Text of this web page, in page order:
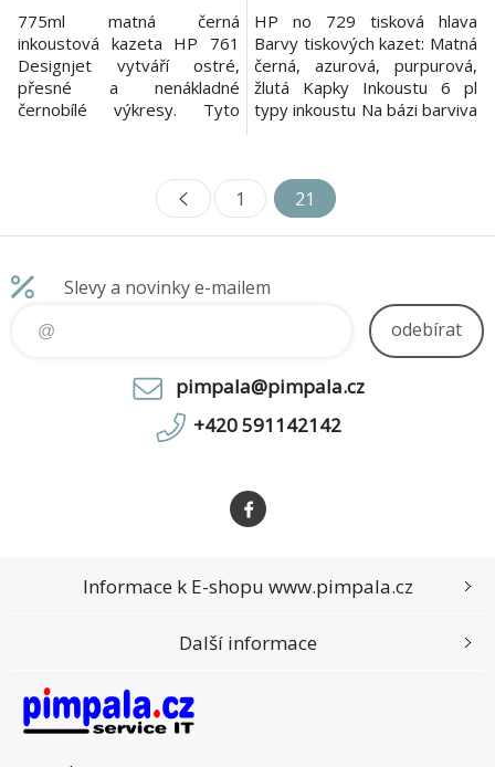
775ml matná černá
inkoustová kazeta HP 761
Designjet vytváří ostré,
přesné a nenákladné
černobílé výkresy. Tyto
produktivní tisk s nízkými
nároky na údržbu, takže
můžete tisknout snadno a s
jistotou. S originálními
kombinaci kvality, odolnosti a
HP no 729 tisková hlava
Barvy tiskových kazet: Matná
černá, azurová, purpurová,
žlutá Kapky Inkoustu 6 pl
typy inkoustu Na bázi barviva
4 inkoustové kazety (40ml
azurová, purpurová, žlutá a
69 ml matná černá)
Kompatibilita HP DesignJet
1 21
Slevy a novinky e-mailem
odebírat
pimpala@pimpala.cz
+420 591142142
Informace k E-shopu www.pimpala.cz
Další informace